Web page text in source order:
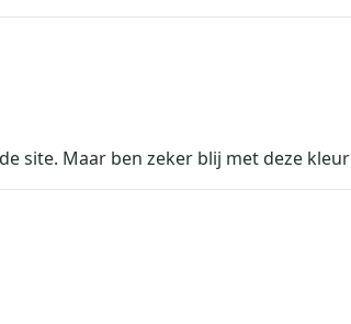
site. Maar ben zeker blij met deze kleur